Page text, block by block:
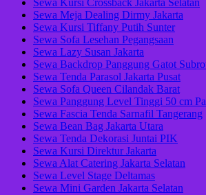
Sewa Kursi Crossback Jakarta Selatan
Sewa Meja Dealing Dirmy Jakarta
Sewa Kursi Tiffany Putih Sunter
Sewa Sofa Lesehan Pegangsaan
Sewa Lazy Susan Jakarta
Sewa Backdrop Panggung Gatot
Sewa Tenda Parasol Jakarta Pusat
Sewa Sofa Queen Cilandak Barat
Sewa Panggung Level Tinggi 50 cm
Sewa Fascia Tenda Sarnafil Tangerang
Sewa Bean Bag Jakarta Utara
Sewa Tenda Dekorasi Juntai PIK
Sewa Kursi Direktur Jakarta
Sewa Alat Catering Jakarta Selatan
Sewa Level Stage Deltamas
Sewa Mini Garden Jakarta Selatan